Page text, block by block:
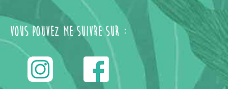
Vous pouvez me suivre sur :
------